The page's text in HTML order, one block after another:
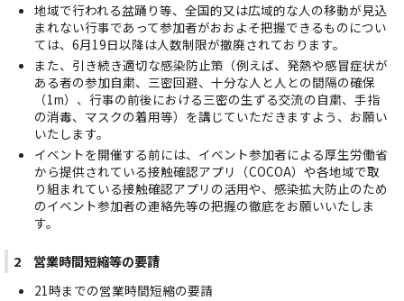
地域で行われる盆踊り等、全国的又は広域的な人の移動が見込
まれない行事であって参加者がおおよそ把握できるものについ
ては、6月19日以降は人数制限が撤廃されております。
また、引き続き適切な感染防止策（例えば、発熱や感冒症状が
ある者の参加自粛、三密回避、十分な人と人との間隔の確保
（1m）、行事の前後における三密の生ずる交流の自粛、手指
の消毒、マスクの着用等）を講じていただきますよう、お願い
いたします。
イベントを開催する前には、イベント参加者による厚生労働省
から提供されている接触確認アプリ（COCOA）や各地域で取
り組まれている接触確認アプリの活用や、感染拡大防止のため
のイベント参加者の連絡先等の把握の徹底をお願いいたしま
す。
2 営業時間短縮等の要請
21時までの営業時間短縮の要請